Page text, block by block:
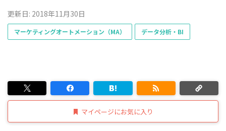
更新日: 2018年11月30日
マーケティングオートメーション（MA） データ分析・BI
マイページにお気に入り